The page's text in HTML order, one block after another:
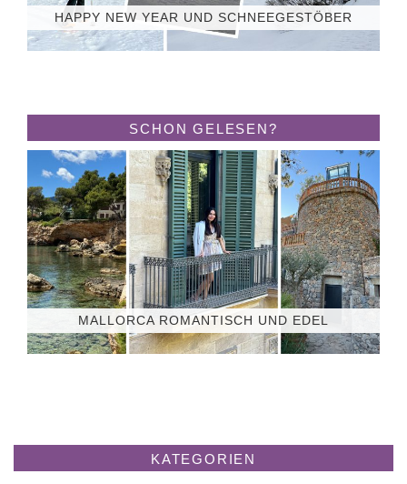
HAPPY NEW YEAR UND SCHNEEGESTÖBER
SCHON GELESEN?
MALLORCA ROMANTISCH UND EDEL
KATEGORIEN